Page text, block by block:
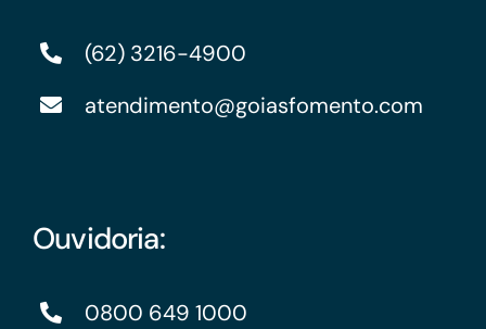
(62) 3216-4900
atendimento@goiasfomento.com
Ouvidoria:
0800 649 1000